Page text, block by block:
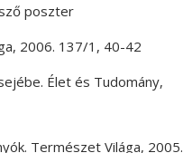
poszter
2006. 137/1, 40-42
Élet és Tudomány,
Természet Világa, 2005.